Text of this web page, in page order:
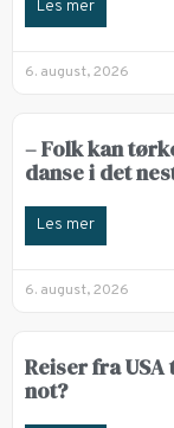
Les mer
6. august, 2026
– Folk kan
danse i det
Les mer
6. august, 2026
Reiser fra
not?